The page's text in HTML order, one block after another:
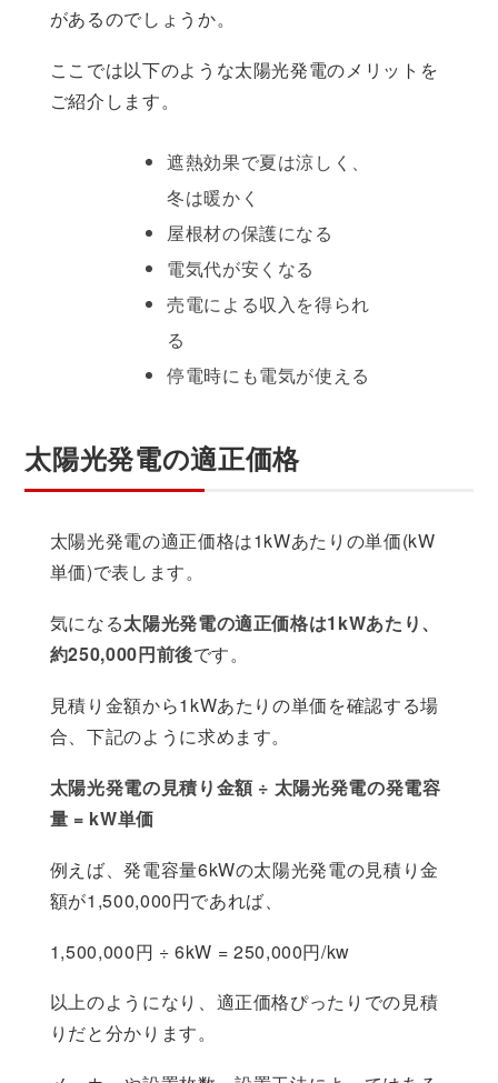
があるのでしょうか。
ここでは以下のような太陽光発電のメリットを
ご紹介します。
遮熱効果で夏は涼しく、
冬は暖かく
屋根材の保護になる
電気代が安くなる
売電による収入を得られ
る
停電時にも電気が使える
太陽光発電の適正価格
太陽光発電の適正価格は1kWあたりの単価(kW
単価)で表します。
気になる太陽光発電の適正価格は1kWあたり、
約250,000円前後です。
見積り金額から1kWあたりの単価を確認する場
合、下記のように求めます。
太陽光発電の見積り金額 ÷ 太陽光発電の発電容
量 = kW単価
例えば、発電容量6kWの太陽光発電の見積り金
額が1,500,000円であれば、
1,500,000円 ÷ 6kW = 250,000円/kw
以上のようになり、適正価格ぴったりでの見積
りだと分かります。